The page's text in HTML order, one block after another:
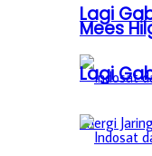
Lagi
Mees
Lagi